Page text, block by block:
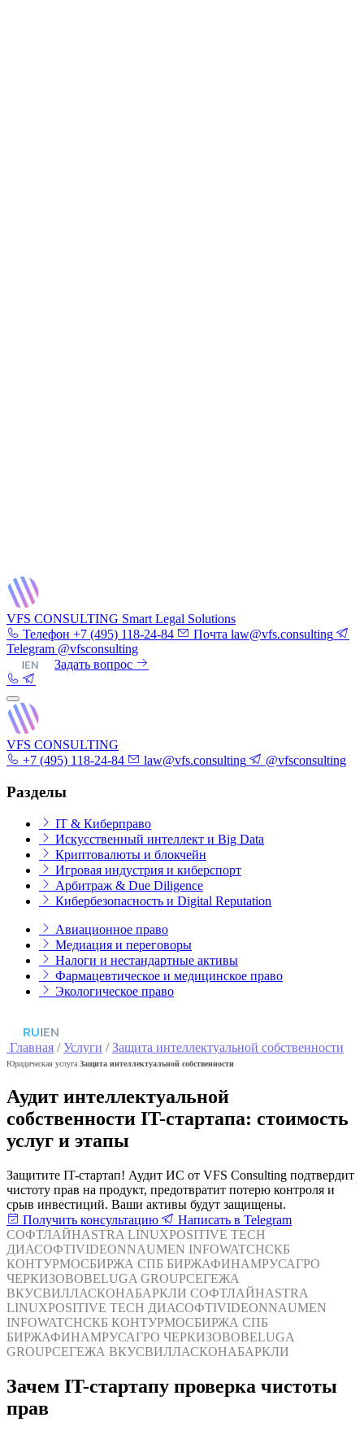
VFS CONSULTING Smart Legal Solutions
Телефон +7 (495) 118-24-84 Почта law@vfs.consulting
Telegram @vfsconsulting
|EN Задать вопрос
VFS CONSULTING
+7 (495) 118-24-84
law@vfs.consulting @vfsconsulting
Разделы
IT & Киберправо
Искусственный интеллект и Big Data
Криптовалюты и блокчейн
Игровая индустрия и киберспорт
Арбитраж & Due Diligence
Кибербезопасность и Digital Reputation
Авиационное право
Медиация и переговоры
Налоги и нестандартные активы
Фармацевтическое и медицинское право
Экологическое право
RU|EN
Главная /Услуги /Защита интеллектуальной собственности
Юридическая услуга Защита интеллектуальной собственности
Аудит интеллектуальной
собственности IT-стартапа: стоимость
услуг и этапы
Защитите IT-стартап! Аудит ИС от VFS Consulting подтвердит
чистоту прав на продукт, предотвратит потерю контроля и
срыв инвестиций. Ваши активы будут защищены.
Получить консультацию
Написать в Telegram
СОФТЛАЙНASTRA LINUXPOSITIVE TECH
ДИАСОФТIVIDEONNAUMEN INFOWATCHСКБ
КОНТУРМОСБИРЖА СПБ БИРЖАФИНАМРУСАГРО
ЧЕРКИЗОВОBELUGA GROUPСЕГЕЖА
ВКУСВИЛЛАСКОНАБАРКЛИ СОФТЛАЙНASTRA
LINUXPOSITIVE TECH ДИАСОФТIVIDEONNAUMEN
INFOWATCHСКБ КОНТУРМОСБИРЖА СПБ
БИРЖАФИНАМРУСАГРО ЧЕРКИЗОВОBELUGA
GROUPСЕГЕЖА ВКУСВИЛЛАСКОНАБАРКЛИ
Зачем IT-стартапу проверка чистоты
прав